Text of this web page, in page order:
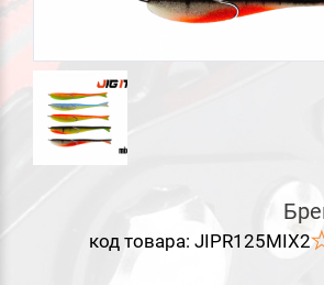
код товара: JIPR125MIX2